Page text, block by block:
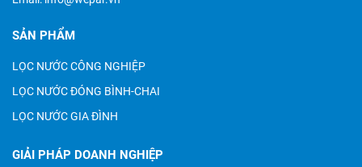
SẢN PHẨM
LỌC NƯỚC CÔNG NGHIỆP
LỌC NƯỚC ĐÓNG BÌNH-CHAI
LỌC NƯỚC GIA ĐÌNH
GIẢI PHÁP DOANH NGHIỆP